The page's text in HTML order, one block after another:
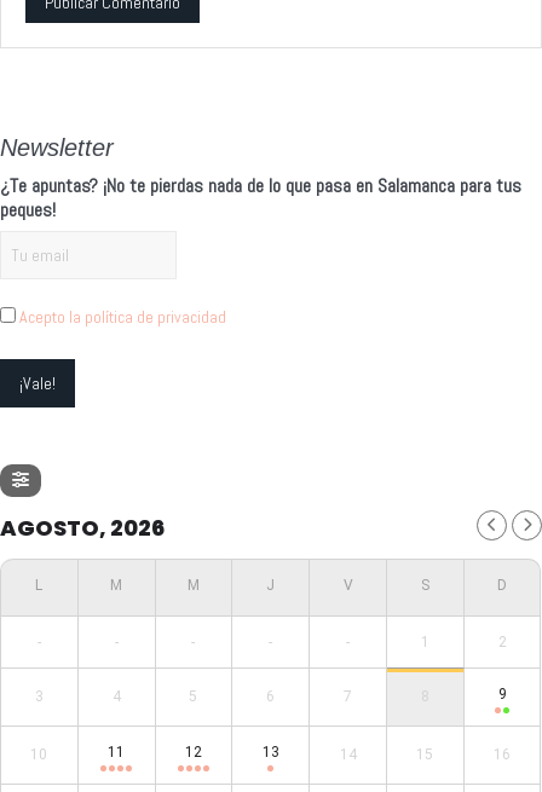
Newsletter
¿Te apuntas? ¡No te pierdas nada de lo que pasa en Salamanca para tus
peques!
Acepto la política de privacidad
AGOSTO, 2026
- - - - - 1 2
3 4 5 6 7 8 9
10 11 12 13 14 15 16